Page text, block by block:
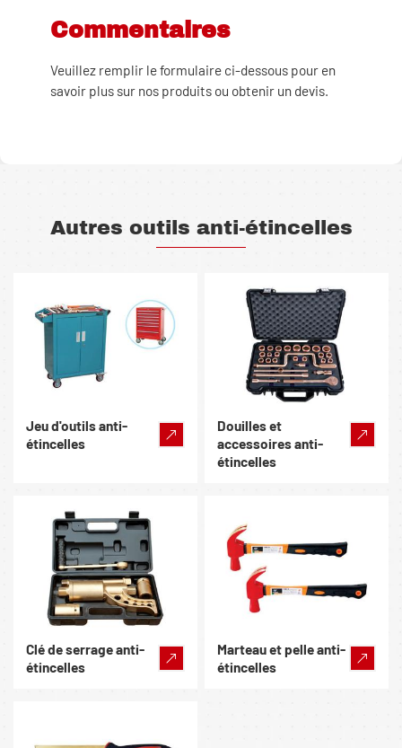
Commentaires
Veuillez remplir le formulaire ci-dessous pour en
savoir plus sur nos produits ou obtenir un devis.
Autres outils anti-étincelles
Jeu d'outils anti-
étincelles
Douilles et
accessoires anti-
étincelles
Clé de serrage anti-
étincelles
Marteau et pelle anti-
étincelles